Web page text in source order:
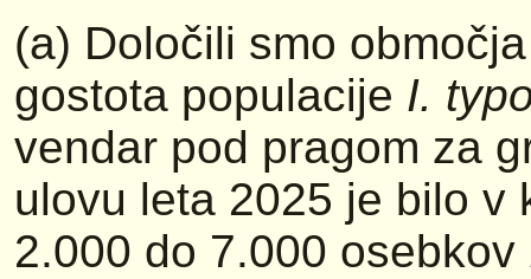
(a) Določili smo
gostota populacije I.
vendar pod pragom za
ulovu leta 2025 je bilo v
2.000 do 7.000 osebkov